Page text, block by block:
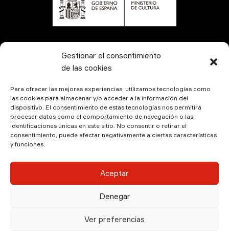
Gestionar el consentimiento
de las cookies
Para ofrecer las mejores experiencias, utilizamos tecnologías como
las cookies para almacenar y/o acceder a la información del
dispositivo. El consentimiento de estas tecnologías nos permitirá
procesar datos como el comportamiento de navegación o las
identificaciones únicas en este sitio. No consentir o retirar el
consentimiento, puede afectar negativamente a ciertas características
y funciones.
Aceptar
Denegar
Ver preferencias
Política de Privacidad